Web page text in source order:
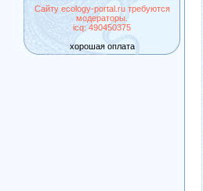
Сайту ecology-portal.ru требуются
модераторы.
icq: 490450375
хорошая оплата